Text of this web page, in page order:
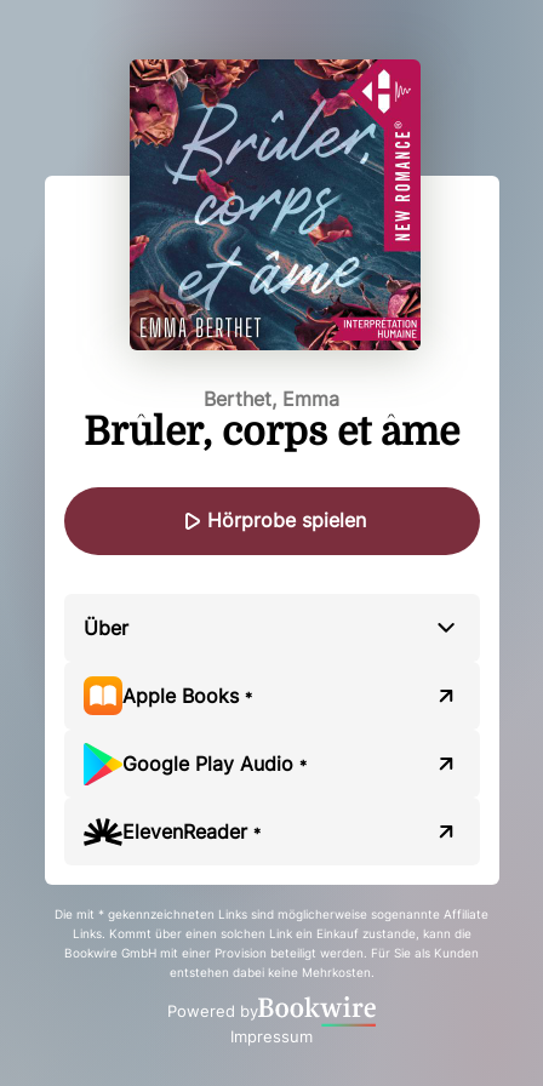
Berthet, Emma
Brûler, corps et âme
Hörprobe spielen
Über
Apple Books *
Google Play Audio *
ElevenReader *
Die mit * gekennzeichneten Links sind möglicherweise sogenannte Affiliate
Links. Kommt über einen solchen Link ein Einkauf zustande, kann die
Bookwire GmbH mit einer Provision beteiligt werden. Für Sie als Kunden
entstehen dabei keine Mehrkosten.
Powered by
Impressum